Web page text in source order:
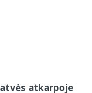
atkarpoje